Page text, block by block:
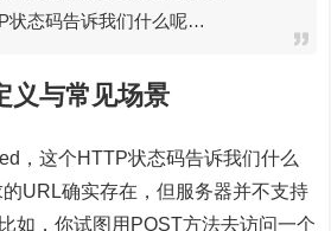
状态码告诉我们什么呢…
义与常见场景
，这个HTTP状态码告诉我们什么
URL确实存在，但服务器并不支持
如，你试图用POST方法去访问一个